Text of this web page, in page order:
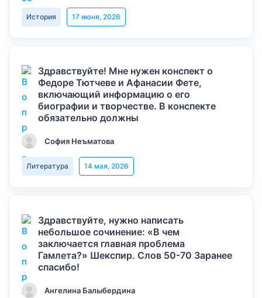
История 17 июня, 2026
Здравствуйте! Мне нужен конспект о
Федоре Тютчеве и Афанасии Фете,
включающий информацию о его
биографии и творчестве. В конспекте
обязательно должны
София Неъматова
Литература 14 мая, 2026
Здравствуйте, нужно написать
небольшое сочинение: «В чем
заключается главная проблема
Гамлета?» Шекспир. Слов 50-70 Заранее
спасибо!
Ангелина Балыбердина